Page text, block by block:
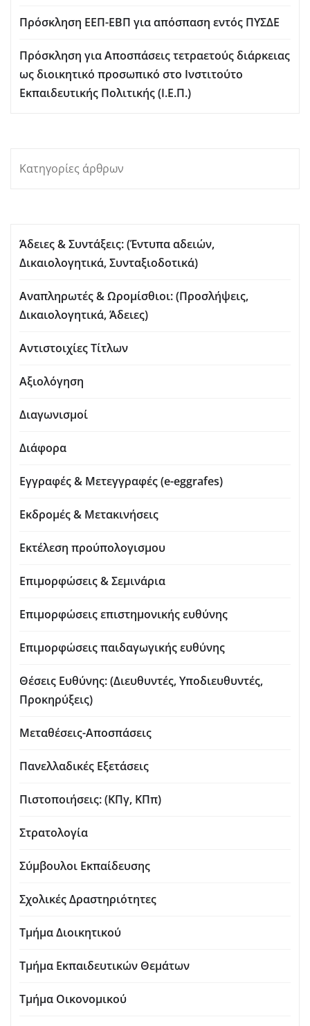
Πρόσκληση ΕΕΠ-ΕΒΠ για απόσπαση εντός ΠΥΣΔΕ
Πρόσκληση για Aποσπάσεις τετραετούς διάρκειας
ως διοικητικό προσωπικό στο Ινστιτούτο
Εκπαιδευτικής Πολιτικής (Ι.Ε.Π.)
Κατηγορίες άρθρων
Άδειες & Συντάξεις: (Έντυπα αδειών,
Δικαιολογητικά, Συνταξιοδοτικά)
Αναπληρωτές & Ωρομίσθιοι: (Προσλήψεις,
Δικαιολογητικά, Άδειες)
Αντιστοιχίες Τίτλων
Αξιολόγηση
Διαγωνισμοί
Διάφορα
Εγγραφές & Μετεγγραφές (e-eggrafes)
Εκδρομές & Μετακινήσεις
Εκτέλεση προύπολογισμου
Επιμορφώσεις & Σεμινάρια
Επιμορφώσεις επιστημονικής ευθύνης
Επιμορφώσεις παιδαγωγικής ευθύνης
Θέσεις Ευθύνης: (Διευθυντές, Υποδιευθυντές,
Προκηρύξεις)
Μεταθέσεις-Αποσπάσεις
Πανελλαδικές Εξετάσεις
Πιστοποιήσεις: (ΚΠγ, ΚΠπ)
Στρατολογία
Σύμβουλοι Εκπαίδευσης
Σχολικές Δραστηριότητες
Τμήμα Διοικητικού
Τμήμα Εκπαιδευτικών Θεμάτων
Τμήμα Οικονομικού